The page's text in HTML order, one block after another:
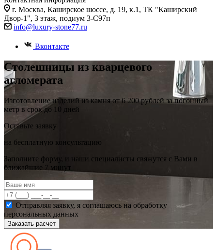
г. Москва, Каширское шоссе, д. 19, к.1, ТК "Каширский
Двор-1", 3 этаж, подиум 3-С97п
info@luxury-stone77.ru
Вконтакте
Столешницы из кварцевого
агломерата
Изготовление изделий из камня от 6 200 рублей за погонный
метр в срок до 10 дней
Оставьте заявку
на бесплатную консультацию
Заполните форму, и наши специалисты свяжутся с Вами в
ближайшие 7 минут
Отправляя заявку, я соглашаюсь на обработку
персональных данных
Заказать расчет